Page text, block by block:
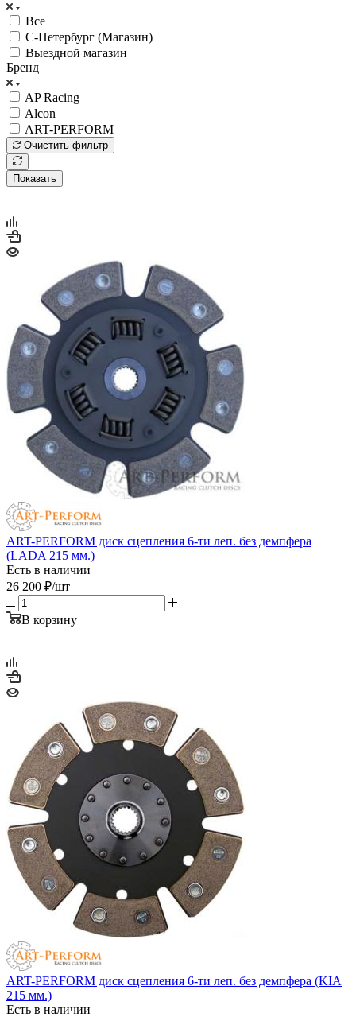
Все
С-Петербург (Магазин)
Выездной магазин
Бренд
AP Racing
Alcon
ART-PERFORM
Очистить фильтр
Показать
ART-PERFORM диск сцепления 6-ти леп. без демпфера
(LADA 215 мм.)
Есть в наличии
26 200 ₽/шт
В корзину
ART-PERFORM диск сцепления 6-ти леп. без демпфера (KIA
215 мм.)
Есть в наличии